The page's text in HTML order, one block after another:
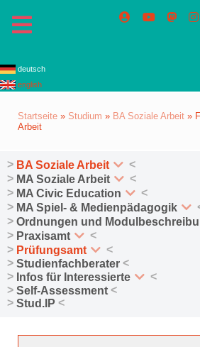
deutsch
english
Startseite » Studium » BA Soziale Arbeit »
Arbeit
BA Soziale Arbeit
MA Soziale Arbeit
MA Civic Education
MA Spiel- & Medienpädagogik
Ordnungen und
Praxisamt
Prüfungsamt
Studienfachberater
Infos für Interessierte
Self-Assessment
Stud.IP